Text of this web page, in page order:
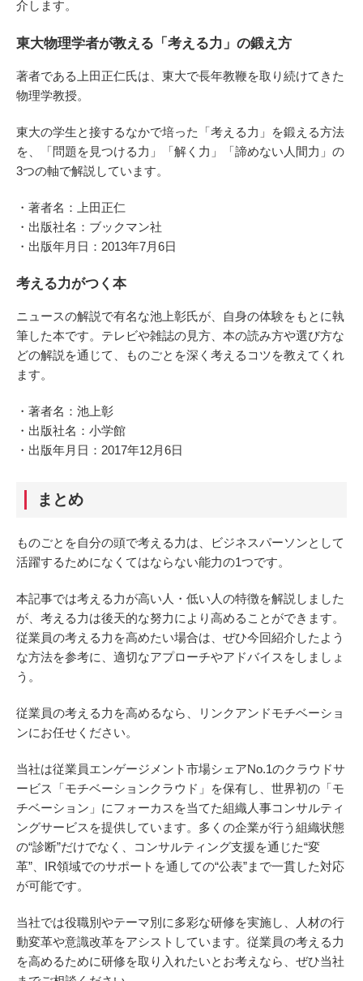
介します。
東大物理学者が教える「考える力」の鍛え方
著者である上田正仁氏は、東大で長年教鞭を取り続けてきた
物理学教授。
東大の学生と接するなかで培った「考える力」を鍛える方法
を、「問題を見つける力」「解く力」「諦めない人間力」の
3つの軸で解説しています。
・著者名：上田正仁
・出版社名：ブックマン社
・出版年月日：2013年7月6日
考える力がつく本
ニュースの解説で有名な池上彰氏が、自身の体験をもとに執
筆した本です。テレビや雑誌の見方、本の読み方や選び方な
どの解説を通じて、ものごとを深く考えるコツを教えてくれ
ます。
・著者名：池上彰
・出版社名：小学館
・出版年月日：2017年12月6日
まとめ
ものごとを自分の頭で考える力は、ビジネスパーソンとして
活躍するためになくてはならない能力の1つです。
本記事では考える力が高い人・低い人の特徴を解説しました
が、考える力は後天的な努力により高めることができます。
従業員の考える力を高めたい場合は、ぜひ今回紹介したよう
な方法を参考に、適切なアプローチやアドバイスをしましょ
う。
従業員の考える力を高めるなら、リンクアンドモチベーショ
ンにお任せください。
当社は従業員エンゲージメント市場シェアNo.1のクラウドサ
ービス「モチベーションクラウド」を保有し、世界初の「モ
チベーション」にフォーカスを当てた組織人事コンサルティ
ングサービスを提供しています。多くの企業が行う組織状態
の“診断”だけでなく、コンサルティング支援を通じた“変
革”、IR領域でのサポートを通しての“公表”まで一貫した対応
が可能です。
当社では役職別やテーマ別に多彩な研修を実施し、人材の行
動変革や意識改革をアシストしています。従業員の考える力
を高めるために研修を取り入れたいとお考えなら、ぜひ当社